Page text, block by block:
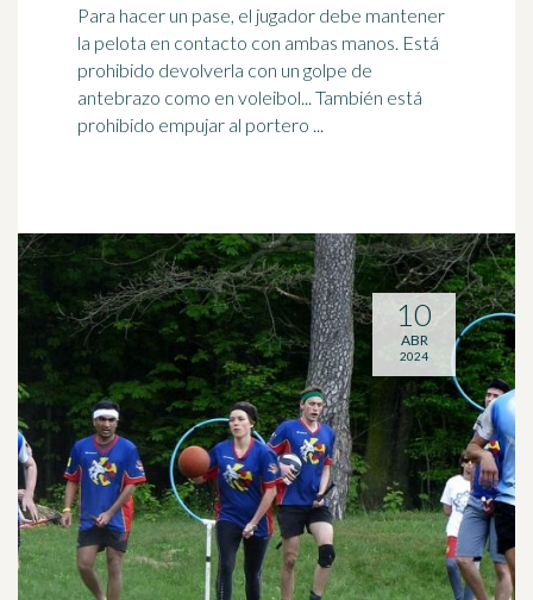
Para hacer un pase, el jugador debe mantener
la pelota en contacto con ambas manos. Está
prohibido devolverla con un golpe de
antebrazo como en voleibol... También está
prohibido empujar al portero ...
10
ABR
2024